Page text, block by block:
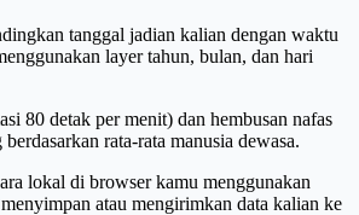
tanggal jadian kalian dengan waktu
layer tahun, bulan, dan hari
80 detak per menit) dan hembusan nafas
rata-rata manusia dewasa.
lokal di browser kamu menggunakan
atau mengirimkan data kalian ke